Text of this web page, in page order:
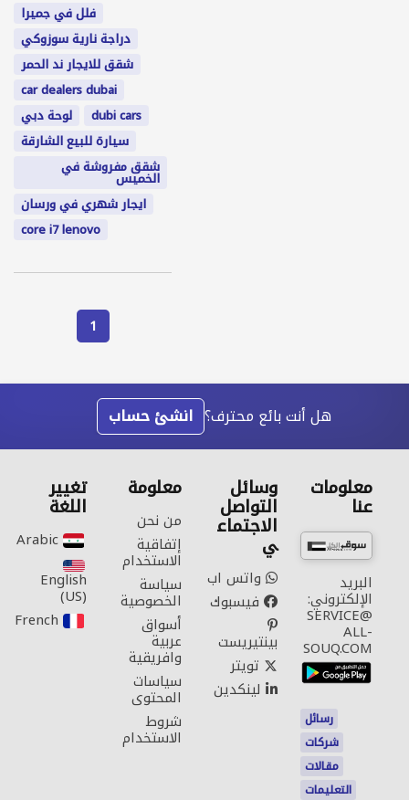
فلل في جميرا
دراجة نارية سوزوكي
شقق للايجار ند الحمر
car dealers dubai
لوحة دبي
dubi cars
سيارة للبيع الشارقة
شقق مفروشة في
الخميس
ايجار شهري في ورسان
core i7 lenovo
1
هل أنت بائع محترف؟ انشئ حساب
معلومات
عنا
البريد
الإلكتروني:
SERVICE@
ALL-
SOUQ.COM
رسائل
شركات
مقالات
التعليمات
وسائل
التواصل
الاجتماع
ي
واتس اب
فيسبوك
بينتيريست
تويتر
لينكدين
معلومة
من نحن
إتفاقية
الاستخدام
سياسة
الخصوصية
أسواق
عربية
وافريقية
سياسات
المحتوى
شروط
الاستخدام
تغيير
اللغة
Arabic‎
English
(US)‎
French‎